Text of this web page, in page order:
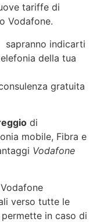
tariffe di
Vodafone.
sapranno indicarti
della tua
gratuita
di
mobile, Fibra e
Vodafone
verso tutte le
in caso di